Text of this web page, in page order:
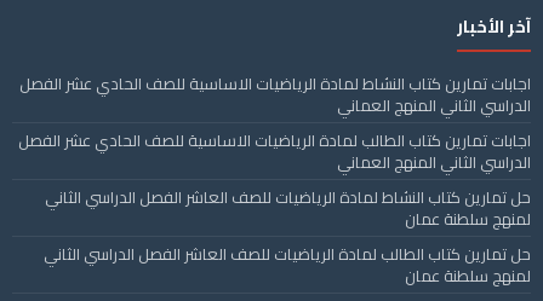
آخر الأخبار
اجابات تمارين كتاب النشاط لمادة الرياضيات الاساسية للصف الحادي عشر الفصل
الدراسي الثاني المنهج العماني
اجابات تمارين كتاب الطالب لمادة الرياضيات الاساسية للصف الحادي عشر الفصل
الدراسي الثاني المنهج العماني
حل تمارين كتاب النشاط لمادة الرياضيات للصف العاشر الفصل الدراسي الثاني
لمنهج سلطنة عمان
حل تمارين كتاب الطالب لمادة الرياضيات للصف العاشر الفصل الدراسي الثاني
لمنهج سلطنة عمان